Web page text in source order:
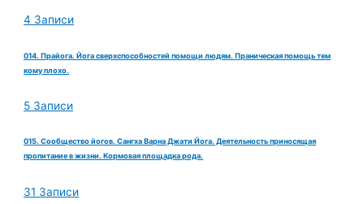
4 Записи
014. Прайога. Йога сверхспособностей помощи людям. Праническая помощь тем
кому плохо.
5 Записи
015. Сообщество йогов. Сангха Варна Джати Йога. Деятельность приносящая
пропитание в жизни. Кормовая площадка рода.
31 Записи